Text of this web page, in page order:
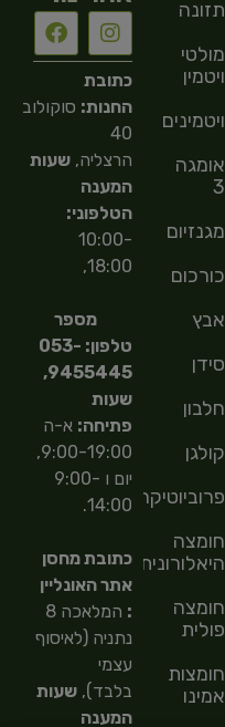
תזונה
מולטי
ויטמין
ויטמינים
אומגה
3
מגנזיום
כורכום
אבץ
סידן
חלבון
קולגן
פרוביוטיקה
חומצה
היאלורונית
חומצה
פולית
חומצות
אמינו
כתובת
החנות: סוקולוב
40
הרצליה,שעות
המענה
הטלפוני:
10:00-
18:00,
מספר
טלפון: 053-
9455445,
שעות
פתיחה: א-ה
9:00-19:00,
יום ו 9:00-
14:00.
כתובת מחסן
אתר האונליין
:
המלאכה 8
נתניה (לאיסוף
עצמי
בלבד),שעות
המענה